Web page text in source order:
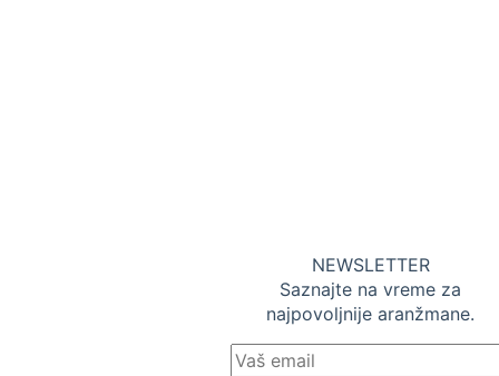
NEWSLETTER
Saznajte na vreme za
najpovoljnije aranžmane.